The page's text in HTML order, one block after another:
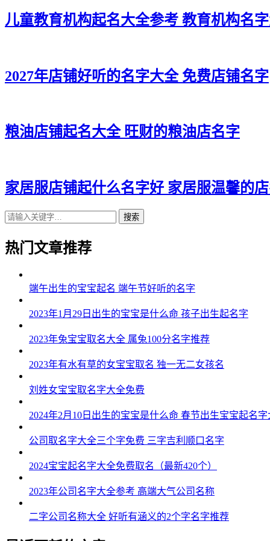
儿童教育机构起名大全参考 教育机构名
2027年店铺好听的名字大全 免费店铺名字
粮油店铺起名大全 旺财的粮油店名字
家居服店铺起什么名字好 家居服温馨的
搜索
热门文章推荐
端午出生的宝宝起名 端午节好听的名字
2023年1月29日出生的宝宝是什么命 孩子出生起名字
2023年兔宝宝取名大全 属兔100分名字推荐
2023年有水有草的女宝宝取名 独一无二女孩名
刘姓女宝宝取名字大全免费
2024年2月10日出生的宝宝是什么命 春节出生宝宝起名字
公司取名字大全三个字免费 三字吉利顺口名字
2024宝宝起名字大全免费取名（最新420个）
2023年公司名字大全参考 高端大气公司名称
二字公司名称大全 好听有涵义的2个字名字推荐